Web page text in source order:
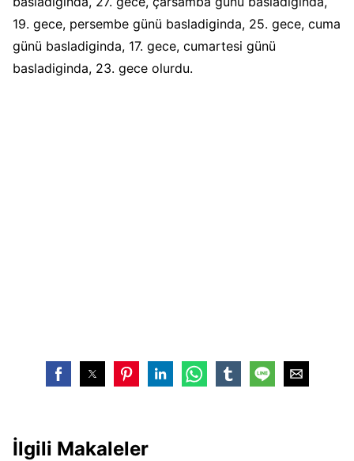
19. gece, persembe günü basladiginda, 25. gece, cuma
günü basladiginda, 17. gece, cumartesi günü
basladiginda, 23. gece olurdu.
İlgili Makaleler